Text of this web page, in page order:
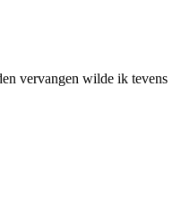
vervangen wilde ik tevens